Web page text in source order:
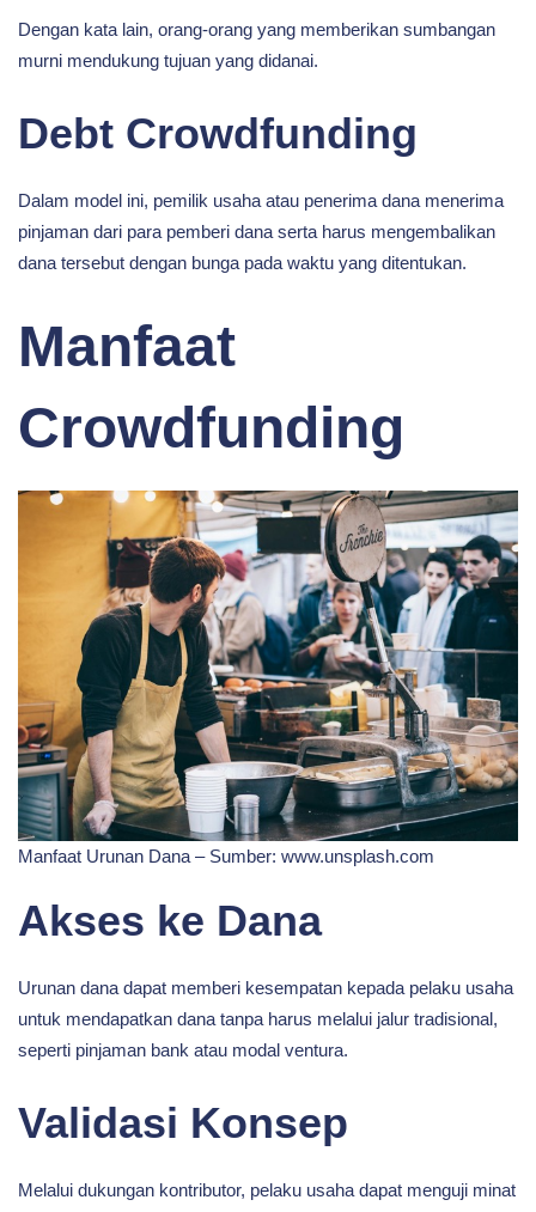
Dengan kata lain, orang-orang yang memberikan sumbangan
murni mendukung tujuan yang didanai.
Debt Crowdfunding
Dalam model ini, pemilik usaha atau penerima dana menerima
pinjaman dari para pemberi dana serta harus mengembalikan
dana tersebut dengan bunga pada waktu yang ditentukan.
Manfaat
Crowdfunding
Manfaat Urunan Dana – Sumber: www.unsplash.com
Akses ke Dana
Urunan dana dapat memberi kesempatan kepada pelaku usaha
untuk mendapatkan dana tanpa harus melalui jalur tradisional,
seperti pinjaman bank atau modal ventura.
Validasi Konsep
Melalui dukungan kontributor, pelaku usaha dapat menguji minat